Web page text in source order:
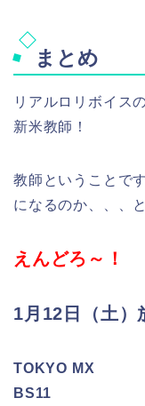
まとめ
リアルロリボイス
新米教師！
教師ということで
になるのか、、、
えんどろ～！
1月12日（土）
TOKYO MX
BS11